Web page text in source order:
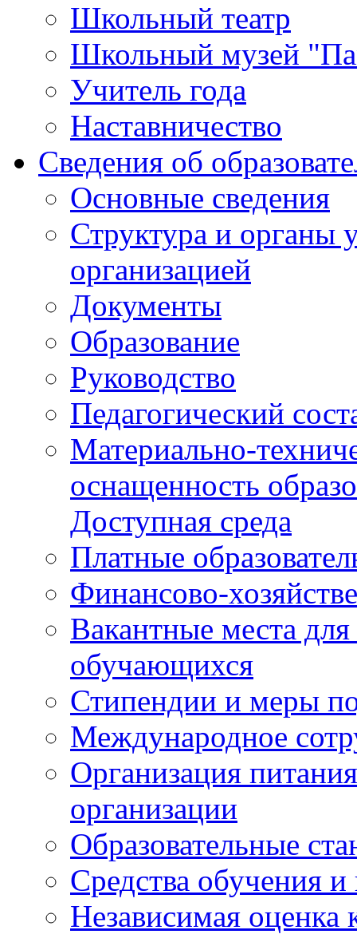
Школьный театр
Школьный музей
Учитель года
Наставничество
Сведения об
Основные сведения
Структура и органы
организацией
Документы
Образование
Руководство
Педагогический
Материально-
оснащенность
Доступная среда
Платные
Финансово-
Вакантные места
обучающихся
Стипендии и меры
Международное
Организация
организации
Образовательные
Средства обучения и
Независимая оценка